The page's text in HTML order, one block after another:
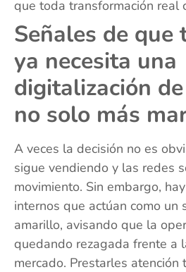
que toda transformación real
Señales de que
ya necesita una
digitalización
no solo más
A veces la decisión no es
sigue vendiendo y las redes
movimiento. Sin embargo,
internos que actúan como un
amarillo, avisando que la
quedando rezagada frente a
mercado. Prestarles atención